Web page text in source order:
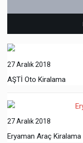
27 Aralık 2018
AŞTİ Oto Kiralama
27 Aralık 2018
Eryaman Araç Kiralama